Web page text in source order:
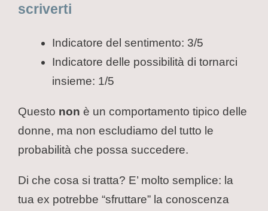
scriverti
Indicatore del sentimento: 3/5
Indicatore delle possibilità di tornarci
insieme: 1/5
Questo non è un comportamento tipico delle
donne, ma non escludiamo del tutto le
probabilità che possa succedere.
Di che cosa si tratta? E’ molto semplice: la
tua ex potrebbe “sfruttare” la conoscenza